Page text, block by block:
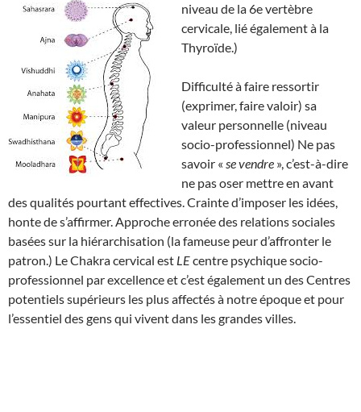
niveau de la 6e vertèbre
cervicale, lié également à la
Thyroïde.)
Difficulté à faire ressortir
(exprimer, faire valoir) sa
valeur personnelle (niveau
socio-professionnel) Ne pas
savoir « se vendre », c’est-à-dire
ne pas oser mettre en avant
des qualités pourtant effectives. Crainte d’imposer les idées,
honte de s’affirmer. Approche erronée des relations sociales
basées sur la hiérarchisation (la fameuse peur d’affronter le
patron.) Le Chakra cervical est LEcentre psychique socio-
professionnel par excellence et c’est également un des Centres
potentiels supérieurs les plus affectés à notre époque et pour
l’essentiel des gens qui vivent dans les grandes villes.